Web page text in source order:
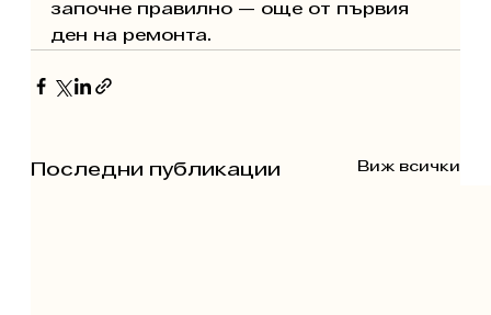
започне правилно — още от първия
ден на ремонта.
Последни публикации Виж всички